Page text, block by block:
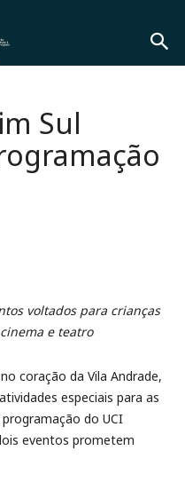
Sul
voltados para crianças
e teatro
coração da Vila Andrade,
especiais para as
do UCI
eventos prometem